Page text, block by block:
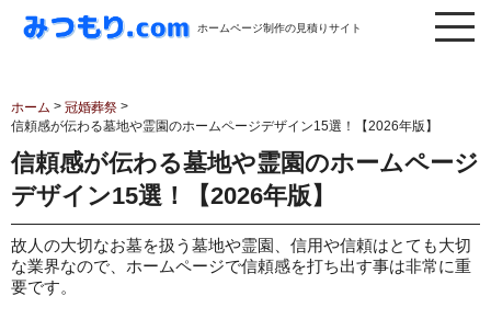
ホームページ制作の見積りサイト
ホーム > 冠婚葬祭 >
信頼感が伝わる墓地や霊園のホームページデザイン15選！【2026年版】
信頼感が伝わる墓地や霊園のホームページ
デザイン15選！【2026年版】
故人の大切なお墓を扱う墓地や霊園、信用や信頼はとても大切
な業界なので、ホームページで信頼感を打ち出す事は非常に重
要です。